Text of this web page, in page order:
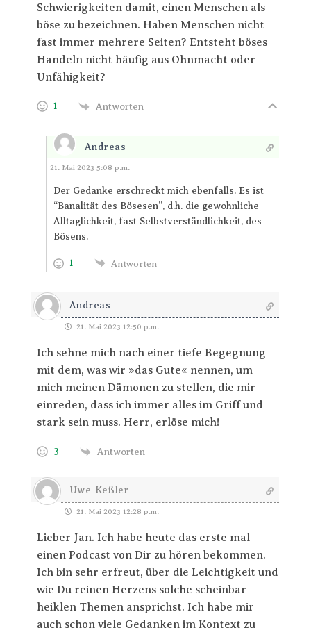
Schwierigkeiten damit, einen Menschen als
böse zu bezeichnen. Haben Menschen nicht
fast immer mehrere Seiten? Entsteht böses
Handeln nicht häufig aus Ohnmacht oder
Unfähigkeit?
1 Antworten
Andreas
Antworten
21. Mai 2023 5:08 p.m.
Der Gedanke erschreckt mich ebenfalls. Es ist
“Banalität des Bösesen”, d.h. die gewohnliche
Alltaglichkeit, fast Selbstverständlichkeit, des
Bösens.
1 Antworten
Andreas
21. Mai 2023 12:50 p.m.
Ich sehne mich nach einer tiefe Begegnung
mit dem, was wir »das Gute« nennen, um
mich meinen Dämonen zu stellen, die mir
einreden, dass ich immer alles im Griff und
stark sein muss. Herr, erlöse mich!
3 Antworten
Uwe Keßler
21. Mai 2023 12:28 p.m.
Lieber Jan. Ich habe heute das erste mal
einen Podcast von Dir zu hören bekommen.
Ich bin sehr erfreut, über die Leichtigkeit und
wie Du reinen Herzens solche scheinbar
heiklen Themen ansprichst. Ich habe mir
auch schon viele Gedanken im Kontext zu